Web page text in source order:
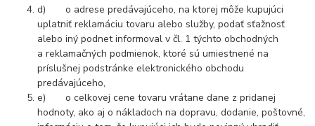
d) o adrese predávajúceho, na ktorej môže kupujúci
uplatniť reklamáciu tovaru alebo služby, podať sťažnosť
alebo iný podnet informoval v čl. 1 týchto obchodných
a reklamačných podmienok, ktoré sú umiestnené na
príslušnej podstránke elektronického obchodu
predávajúceho,
e) o celkovej cene tovaru vrátane dane z pridanej
hodnoty, ako aj o nákladoch na dopravu, dodanie, poštovné,